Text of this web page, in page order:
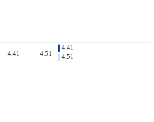
4.41 4.51
4.41
4.51